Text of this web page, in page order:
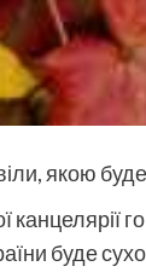
якою
канцелярії
буде